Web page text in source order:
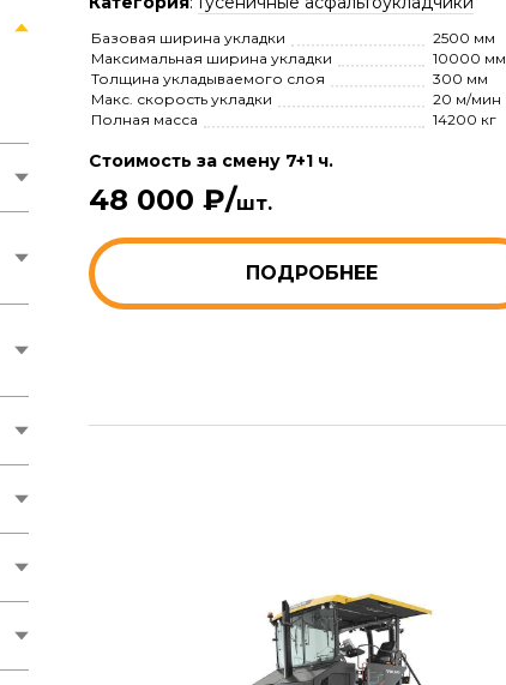
мм
мм
мм
кг
л
мм
Базовая ширина укладки
2500 мм
Максимальная ширина укладки
10000 мм
Толщина укладываемого слоя
300 мм
Макс. скорость укладки
20 м/мин
Полная масса
14200 кг
Стоимость за смену 7+1 ч.
48 000 ₽/шт.
ПОДРОБНЕЕ